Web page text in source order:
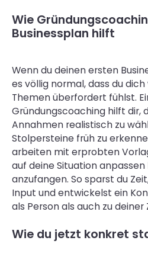
Wie
Businessplan hilft
Wenn du deinen ersten
es völlig normal, dass du
Themen überfordert fühlst.
Gründungscoaching hilft dir,
Annahmen realistisch zu
Stolpersteine früh zu
arbeiten mit erprobten
auf deine Situation
anzufangen. So sparst du
Input und entwickelst ein
als Person als auch zu
Wie du jetzt konkret